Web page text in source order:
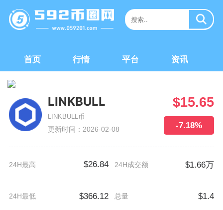
首页 行情 平台 资讯
LINKBULL
LINKBULL币
更新时间：2026-02-08
$15.65
-7.18%
24H最高 $26.84 24H成交额 $1.66万
24H最低 $366.12 总量 $1.4